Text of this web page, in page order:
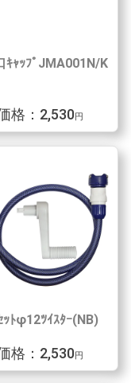
ｷｬｯﾌﾟJMA001N/K
格：2,530円
ｯﾄφ12ﾂｲｽﾀｰ(NB)
格：2,530円